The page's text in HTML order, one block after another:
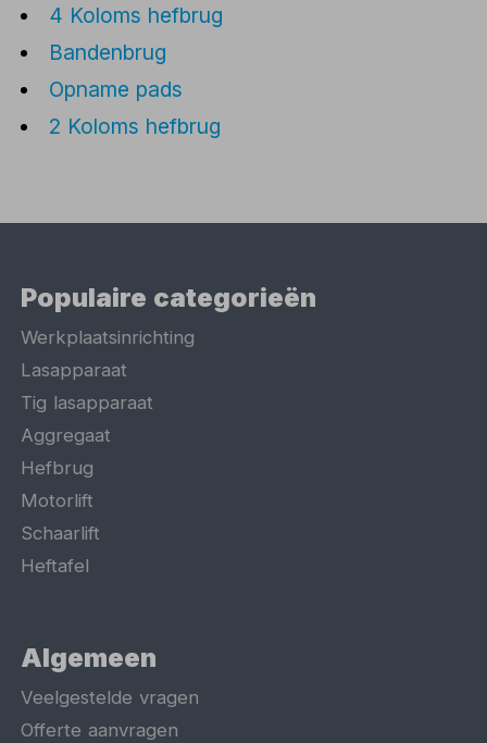
4 Koloms hefbrug
Bandenbrug
Opname pads
2 Koloms hefbrug
Populaire categorieën
Werkplaatsinrichting
Lasapparaat
Tig lasapparaat
Aggregaat
Hefbrug
Motorlift
Schaarlift
Heftafel
Algemeen
Veelgestelde vragen
Offerte aanvragen